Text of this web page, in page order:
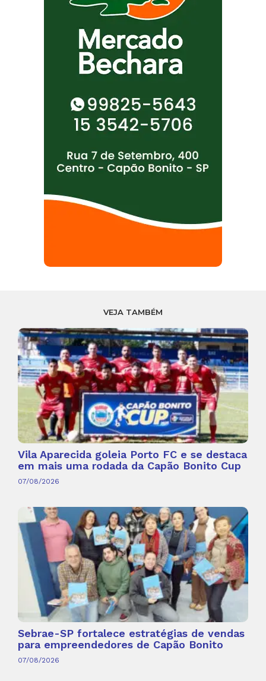
VEJA TAMBÉM
Vila Aparecida goleia Porto FC e se destaca
em mais uma rodada da Capão Bonito Cup
07/08/2026
Sebrae-SP fortalece estratégias de vendas
para empreendedores de Capão Bonito
07/08/2026